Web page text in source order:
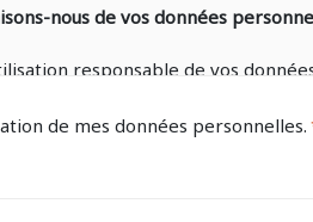
nous de vos données
responsable de vos
votre dossier d’inscription en
de mes données personnelles.